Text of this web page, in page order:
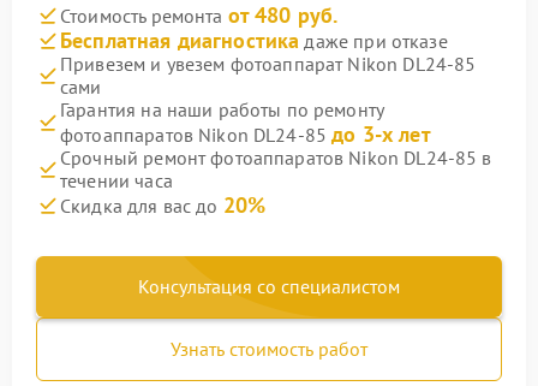
Стоимость ремонта от 480 руб.
Бесплатная диагностика даже при отказе
Привезем и увезем фотоаппарат Nikon DL24-85
сами
Гарантия на наши работы по ремонту
фотоаппаратов Nikon DL24-85до 3-х лет
Срочный ремонт фотоаппаратов Nikon DL24-85 в
течении часа
Скидка для вас до 20%
Консультация со специалистом
Узнать стоимость работ